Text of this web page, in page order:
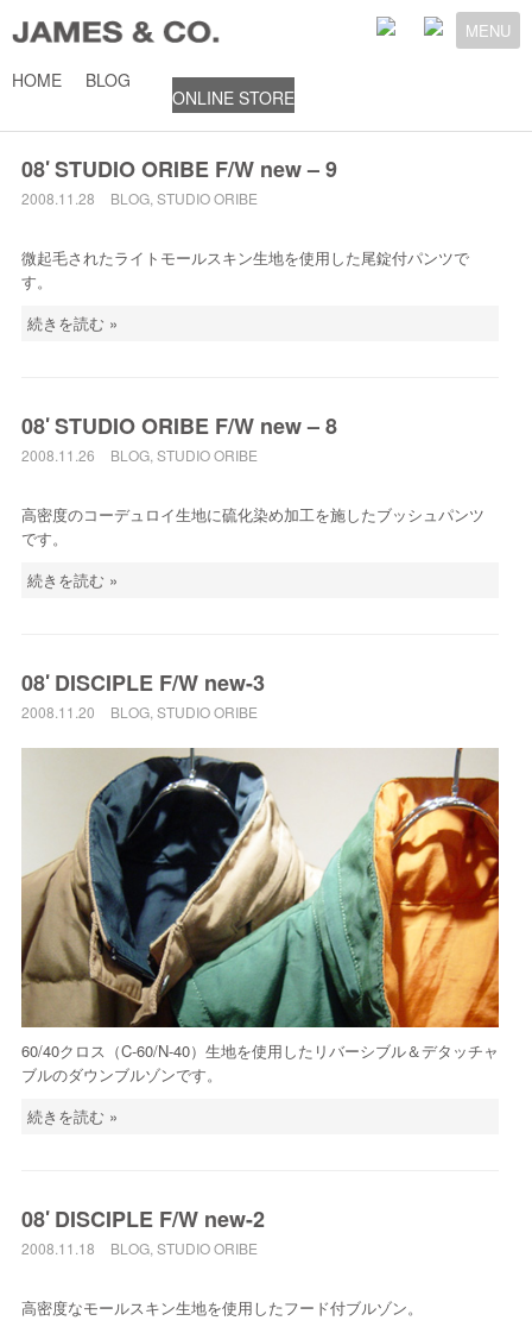
MENU
HOME BLOG
ONLINE STORE
08′ STUDIO ORIBE F/W new – 9
2008.11.28 BLOG, STUDIO ORIBE
微起毛されたライトモールスキン生地を使用した尾錠付パンツで
す。
続きを読む »
08′ STUDIO ORIBE F/W new – 8
2008.11.26 BLOG, STUDIO ORIBE
高密度のコーデュロイ生地に硫化染め加工を施したブッシュパンツ
です。
続きを読む »
08′ DISCIPLE F/W new-3
2008.11.20 BLOG, STUDIO ORIBE
60/40クロス（C-60/N-40）生地を使用したリバーシブル＆デタッチャ
ブルのダウンブルゾンです。
続きを読む »
08′ DISCIPLE F/W new-2
2008.11.18 BLOG, STUDIO ORIBE
高密度なモールスキン生地を使用したフード付ブルゾン。